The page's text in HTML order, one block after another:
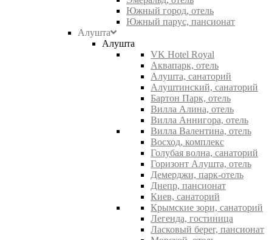
Южный город, отель
Южный парус, пансионат
Алушта
Алушта
VK Hotel Royal
Аквапарк, отель
Алушта, санаторий
Алуштинский, санаторий
Бартон Парк, отель
Вилла Алина, отель
Вилла Аннигора, отель
Вилла Валентина, отель
Восход, комплекс
Голубая волна, санаторий
Горизонт Алушта, отель
Демерджи, парк-отель
Днепр, пансионат
Киев, санаторий
Крымские зори, санаторий
Легенда, гостиница
Ласковый берег, пансионат